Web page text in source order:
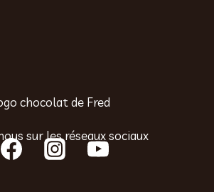
sur les réseaux sociaux